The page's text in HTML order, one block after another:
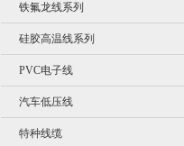
铁氟龙线系列
硅胶高温线系列
PVC电子线
汽车低压线
特种线缆